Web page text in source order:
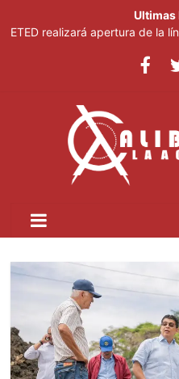
Ultimas
ETED realizará apertura de la
Junior Noboa resalta apoyo
incorporación de propuestas
Medio Ambiente impulsa piloto
Luisa María Güell ofrecerá
Rock Café Santo Domingo